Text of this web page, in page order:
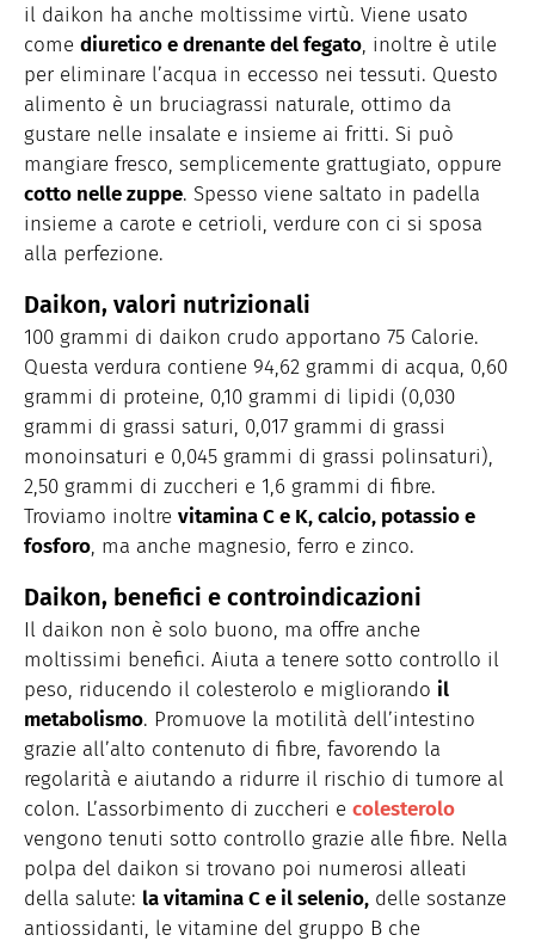
il daikon ha anche moltissime virtù. Viene usato
come diuretico e drenante del fegato, inoltre è utile
per eliminare l’acqua in eccesso nei tessuti. Questo
alimento è un bruciagrassi naturale, ottimo da
gustare nelle insalate e insieme ai fritti. Si può
mangiare fresco, semplicemente grattugiato, oppure
cotto nelle zuppe. Spesso viene saltato in padella
insieme a carote e cetrioli, verdure con ci si sposa
alla perfezione.
Daikon, valori nutrizionali
100 grammi di daikon crudo apportano 75 Calorie.
Questa verdura contiene 94,62 grammi di acqua, 0,60
grammi di proteine, 0,10 grammi di lipidi (0,030
grammi di grassi saturi, 0,017 grammi di grassi
monoinsaturi e 0,045 grammi di grassi polinsaturi),
2,50 grammi di zuccheri e 1,6 grammi di fibre.
Troviamo inoltre vitamina C e K, calcio, potassio e
fosforo, ma anche magnesio, ferro e zinco.
Daikon, benefici e controindicazioni
Il daikon non è solo buono, ma offre anche
moltissimi benefici. Aiuta a tenere sotto controllo il
peso, riducendo il colesterolo e migliorando il
metabolismo. Promuove la motilità dell’intestino
grazie all’alto contenuto di fibre, favorendo la
regolarità e aiutando a ridurre il rischio di tumore al
colon. L’assorbimento di zuccheri e colesterolo
vengono tenuti sotto controllo grazie alle fibre. Nella
polpa del daikon si trovano poi numerosi alleati
della salute: la vitamina C e il selenio, delle sostanze
antiossidanti, le vitamine del gruppo B che